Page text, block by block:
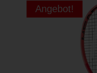
Angebot!